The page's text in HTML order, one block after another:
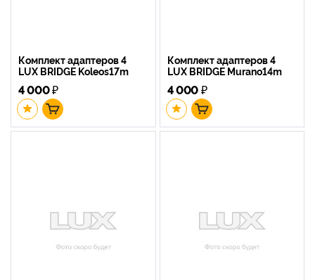
Комплект адаптеров 4
LUX BRIDGE Koleos17m
4 000₽
Комплект адаптеров 4
LUX BRIDGE Murano14m
4 000₽